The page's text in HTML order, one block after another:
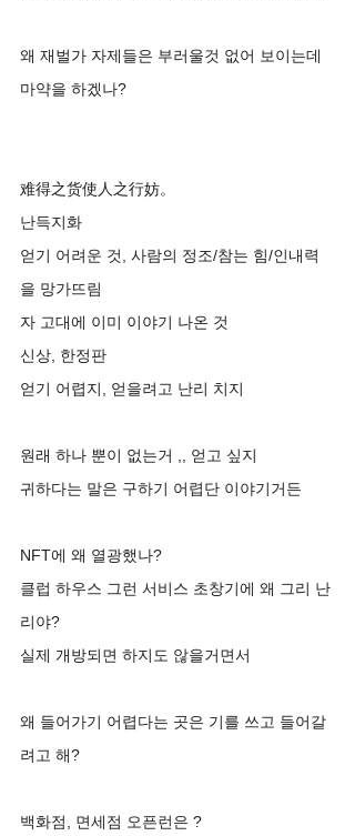
왜 재벌가 자제들은 부러울것 없어 보이는데
마약을 하겠나?
难得之货使人之行妨。
난득지화
얻기 어려운 것, 사람의 정조/참는 힘/인내력
을 망가뜨림
자 고대에 이미 이야기 나온 것
신상, 한정판
얻기 어렵지, 얻을려고 난리 치지
원래 하나 뿐이 없는거 ,, 얻고 싶지
귀하다는 말은 구하기 어렵단 이야기거든
NFT에 왜 열광했나?
클럽 하우스 그런 서비스 초창기에 왜 그리 난
리야?
실제 개방되면 하지도 않을거면서
왜 들어가기 어렵다는 곳은 기를 쓰고 들어갈
려고 해?
백화점, 면세점 오픈런은 ?